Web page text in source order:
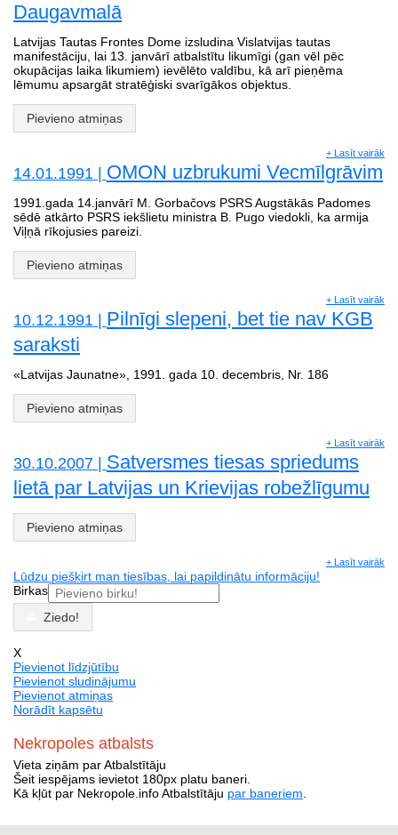
Daugavmalā
Latvijas Tautas Frontes Dome izsludina Vislatvijas tautas
manifestāciju, lai 13. janvārī atbalstītu likumīgi (gan vēl pēc
okupācijas laika likumiem) ievēlēto valdību, kā arī pieņēma
lēmumu apsargāt stratēģiski svarīgākos objektus.
Pievieno atmiņas
+ Lasīt vairāk
14.01.1991 | OMON uzbrukumi Vecmīlgrāvim
1991.gada 14.janvārī M. Gorbačovs PSRS Augstākās Padomes
sēdē atkārto PSRS iekšlietu ministra B. Pugo viedokli, ka armija
Viļņā rīkojusies pareizi.
Pievieno atmiņas
+ Lasīt vairāk
10.12.1991 | Pilnīgi slepeni, bet tie nav KGB
saraksti
«Latvijas Jaunatne», 1991. gada 10. decembris, Nr. 186
Pievieno atmiņas
+ Lasīt vairāk
30.10.2007 | Satversmes tiesas spriedums
lietā par Latvijas un Krievijas robežlīgumu
Pievieno atmiņas
+ Lasīt vairāk
Lūdzu piešķirt man tiesības, lai papildinātu informāciju!
Birkas
Ziedo!
X
Pievienot līdzjūtību
Pievienot sludinājumu
Pievienot atmiņas
Norādīt kapsētu
Nekropoles atbalsts
Vieta ziņām par Atbalstītāju
Šeit iespējams ievietot 180px platu baneri.
Kā kļūt par Nekropole.info Atbalstītāju par baneriem